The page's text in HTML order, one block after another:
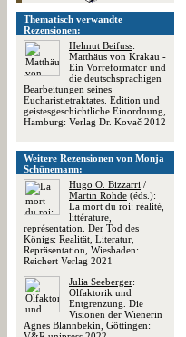
Thematisch verwandte
Rezensionen:
Helmut Beifuss:
Matthäus von Krakau -
Ein Vorreformator und
die deutschsprachigen
Bearbeitungen seines
Eucharistietraktates. Edition und
geistesgeschichtliche Einordnung,
Hamburg: Verlag Dr. Kovač 2012
Weitere Rezensionen von Monja
Schünemann:
Hugo O. Bizzarri /
Martin Rohde (éds.):
La mort du roi: réalité,
littérature,
représentation. Der Tod des
Königs: Realität, Literatur,
Repräsentation, Wiesbaden:
Reichert Verlag 2021
Julia Seeberger:
Olfaktorik und
Entgrenzung. Die
Visionen der Wienerin
Agnes Blannbekin, Göttingen: